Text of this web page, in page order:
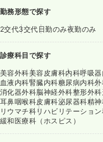
勤務形態で探す
2交代3交代日勤のみ夜勤のみ
診療科目で探す
美容外科美容皮膚科内科呼吸
血液内科腎臓内科糖尿病内科
消化器外科脳神経外科整形外科
耳鼻咽喉科皮膚科泌尿器科精
リウマチ科リハビリテーショ
緩和医療科（ホスピス）